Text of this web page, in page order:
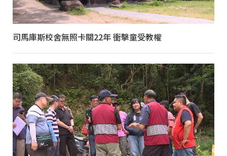
司馬庫斯校舍無照卡關22年 衝擊童受教權